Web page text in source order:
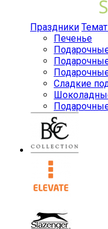
Праздники
Печенье
Сладкие